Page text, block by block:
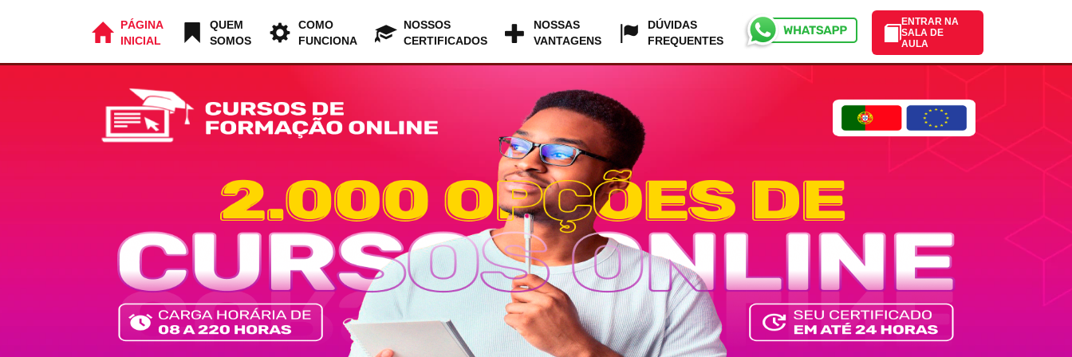
PÁGINA
INICIAL
QUEM
SOMOS
COMO
FUNCIONA
NOSSOS
CERTIFICADOS
NOSSAS
VANTAGENS
DÚVIDAS
FREQUENTES
ENTRAR NA
SALA DE
AULA